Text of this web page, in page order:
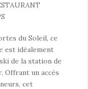
du Soleil, ce
est idéalement
de la station de
Offrant un accès
cet